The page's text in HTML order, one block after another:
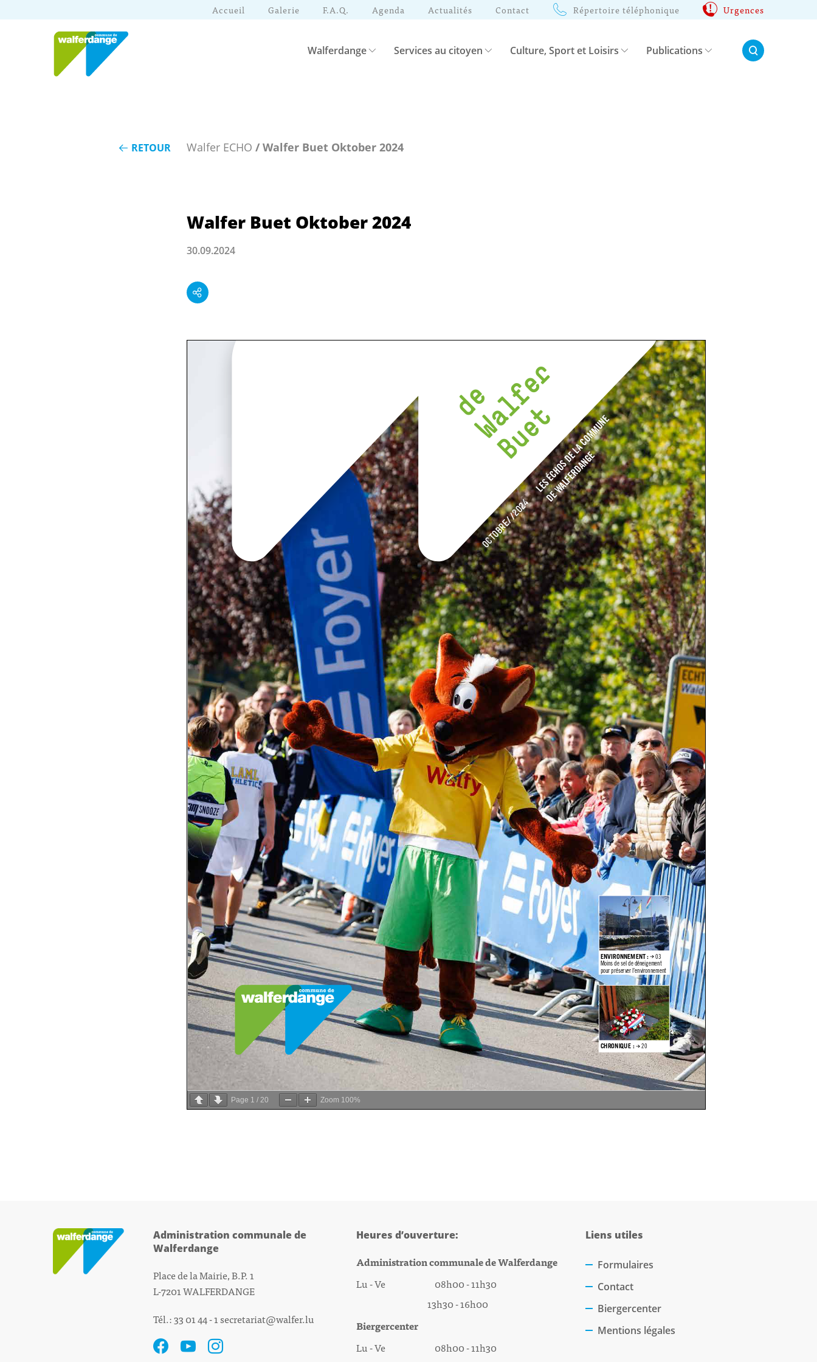
Accueil Galerie F.A.Q. Agenda Actualités Contact Répertoire téléphonique Urgences
Walferdange Services au citoyen Culture, Sport et Loisirs Publications Rechercher:
RETOUR Walfer ECHO / Walfer Buet Oktober 2024
Walfer Buet Oktober 2024
30.09.2024
Page 1 / 20 Zoom 100%
Administration communale de
Walferdange
Place de la Mairie, B.P. 1
L-7201 WALFERDANGE
Tél.: 33 01 44 - 1secretariat@walfer.lu
Heures d’ouverture:
Administration communale de Walferdange
Lu - Ve 08h00 - 11h30
13h30 - 16h00
Biergercenter
Lu - Ve 08h00 - 11h30
Liens utiles
Formulaires
Contact
Biergercenter
Mentions légales